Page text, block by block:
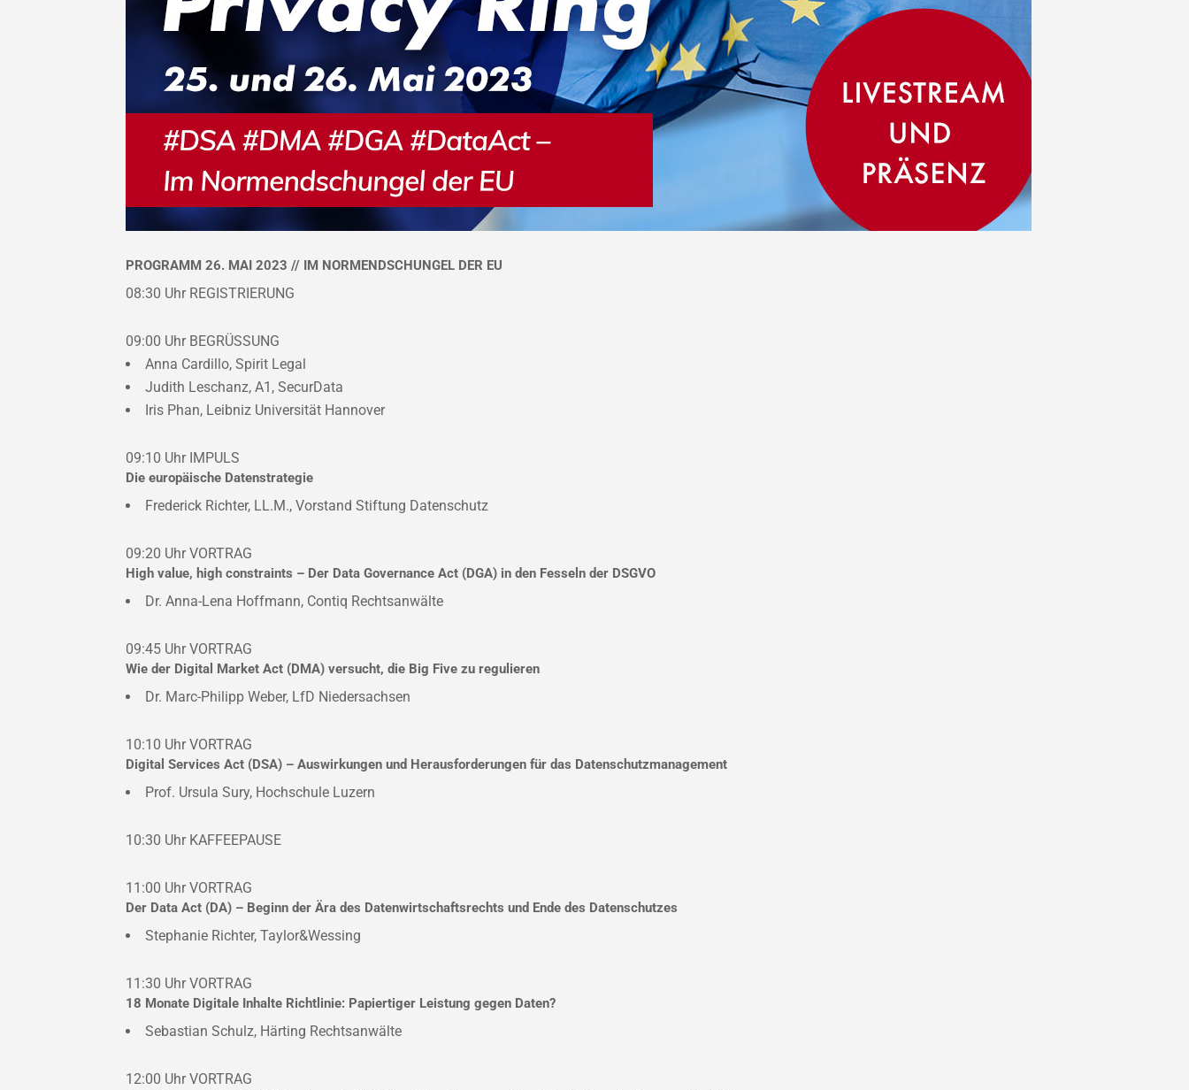
PROGRAMM 26. MAI 2023 // IM NORMENDSCHUNGEL DER EU
08:30 Uhr REGISTRIERUNG
09:00 Uhr BEGRÜSSUNG
Anna Cardillo, Spirit Legal
Judith Leschanz, A1, SecurData
Iris Phan, Leibniz Universität Hannover
09:10 Uhr IMPULS
Die europäische Datenstrategie
Frederick Richter, LL.M., Vorstand Stiftung Datenschutz
09:20 UhrVORTRAG
High value, high constraints – Der Data Governance Act (DGA) in den Fesseln der DSGVO
Dr. Anna-Lena Hoffmann, Contiq Rechtsanwälte
09:45 UhrVORTRAG
Wie der Digital Market Act (DMA) versucht, die Big Five zu regulieren
Dr. Marc-Philipp Weber, LfD Niedersachsen
10:10 UhrVORTRAG
Digital Services Act (DSA) – Auswirkungen und Herausforderungen für das Datenschutzmanagement
Prof. Ursula Sury, Hochschule Luzern
10:30 Uhr KAFFEEPAUSE
11:00 UhrVORTRAG
Der Data Act (DA) – Beginn der Ära des Datenwirtschaftsrechts und Ende des Datenschutzes
Stephanie Richter, Taylor&Wessing
11:30 UhrVORTRAG
18 Monate Digitale Inhalte Richtlinie: Papiertiger Leistung gegen Daten?
Sebastian Schulz, Härting Rechtsanwälte
12:00 UhrVORTRAG